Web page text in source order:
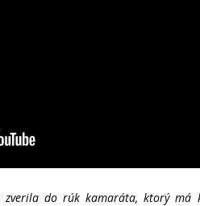
zverila do rúk kamaráta, ktorý má